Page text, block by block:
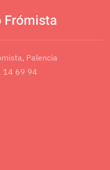
Frómista
Palencia
14 69 94